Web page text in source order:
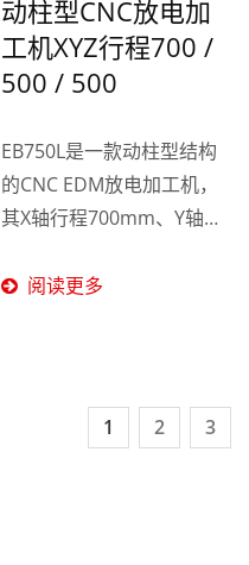
动柱型CNC放电加
工机XYZ行程700 /
500 / 500
EB750L是一款动柱型结构
的CNC EDM放电加工机，
其X轴行程700mm、Y轴行
500mm和工作台尺寸为
阅读更多
1 2 3